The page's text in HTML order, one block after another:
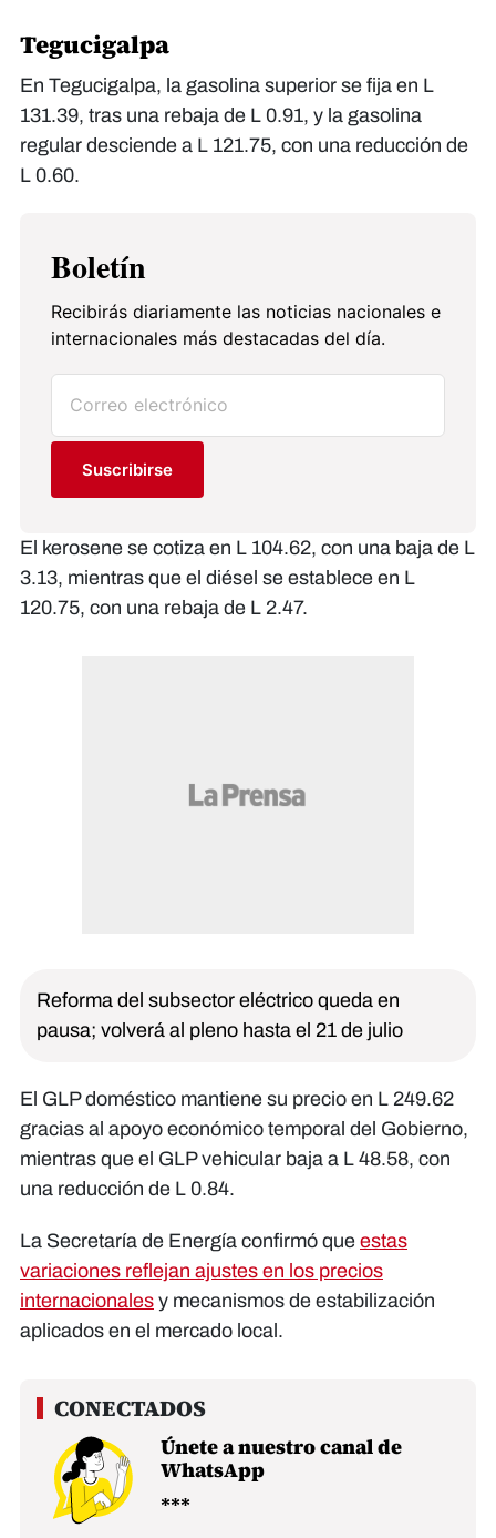
Tegucigalpa
En Tegucigalpa, la gasolina superior se fija en L
131.39, tras una rebaja de L 0.91, y la gasolina
regular desciende a L 121.75, con una reducción de
L 0.60.
Boletín
Recibirás diariamente las noticias nacionales e
internacionales más destacadas del día.
Suscribirse
El kerosene se cotiza en L 104.62, con una baja de L
3.13, mientras que el diésel se establece en L
120.75, con una rebaja de L 2.47.
Reforma del subsector eléctrico queda en
pausa; volverá al pleno hasta el 21 de julio
El GLP doméstico mantiene su precio en L 249.62
gracias al apoyo económico temporal del Gobierno,
mientras que el GLP vehicular baja a L 48.58, con
una reducción de L 0.84.
La Secretaría de Energía confirmó que estas
variaciones reflejan ajustes en los precios
internacionales y mecanismos de estabilización
aplicados en el mercado local.
Únete a nuestro canal de
WhatsApp